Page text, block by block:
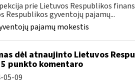
prie Lietuvos Respublikos
gyventojų pajamų...
pajamų mokestis
dėl atnaujinto Lietuvos
punkto komentaro
05-09